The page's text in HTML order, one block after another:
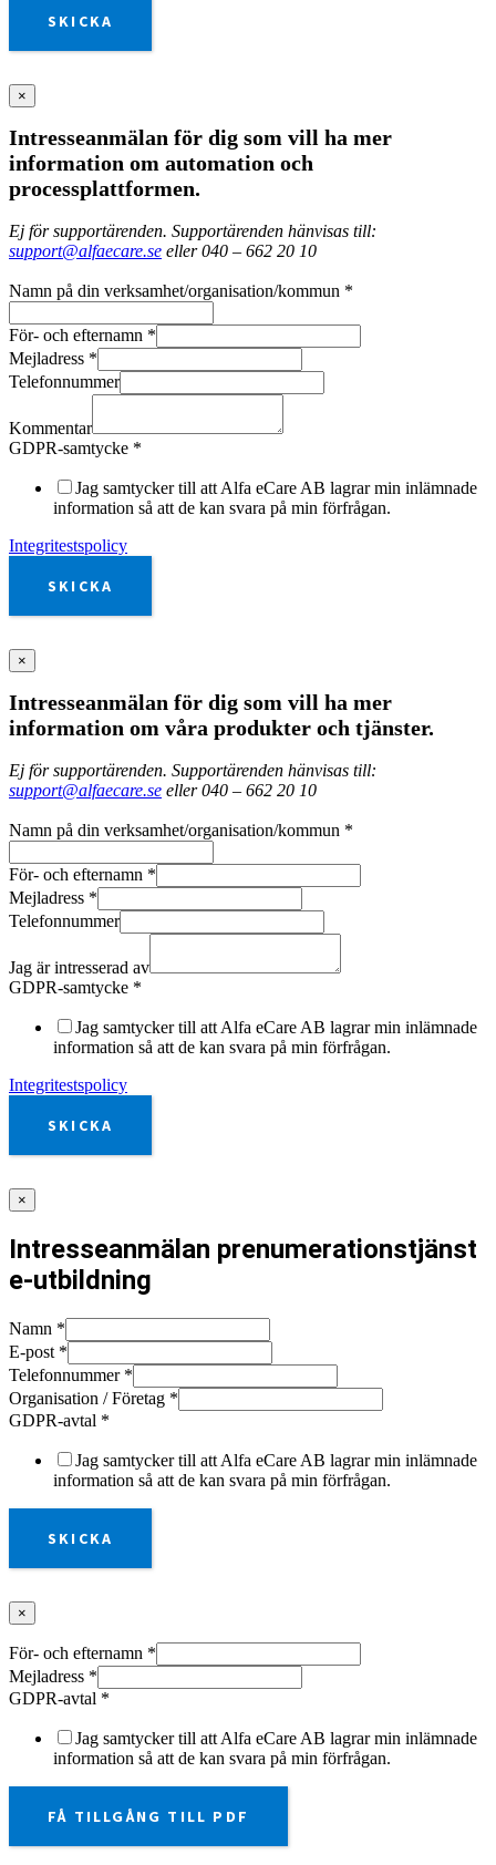
SKICKA
×
Intresseanmälan för dig som vill ha mer
information om automation och
processplattformen.
Ej för supportärenden. Supportärenden hänvisas till:
support@alfaecare.se eller 040 – 662 20 10
Namn på din verksamhet/organisation/kommun *
För- och efternamn *
Mejladress *
Telefonnummer
Kommentar
GDPR-samtycke *
Jag samtycker till att Alfa eCare AB lagrar min inlämnade
information så att de kan svara på min förfrågan.
Integritestspolicy
SKICKA
×
Intresseanmälan för dig som vill ha mer
information om våra produkter och tjänster.
Ej för supportärenden. Supportärenden hänvisas till:
support@alfaecare.se eller 040 – 662 20 10
Namn på din verksamhet/organisation/kommun *
För- och efternamn *
Mejladress *
Telefonnummer
Jag är intresserad av
GDPR-samtycke *
Jag samtycker till att Alfa eCare AB lagrar min inlämnade
information så att de kan svara på min förfrågan.
Integritestspolicy
SKICKA
×
Intresseanmälan prenumerationstjänst
e-utbildning
Namn *
E-post *
Telefonnummer *
Organisation / Företag *
GDPR-avtal *
Jag samtycker till att Alfa eCare AB lagrar min inlämnade
information så att de kan svara på min förfrågan.
SKICKA
×
För- och efternamn *
Mejladress *
GDPR-avtal *
Jag samtycker till att Alfa eCare AB lagrar min inlämnade
information så att de kan svara på min förfrågan.
FÅ TILLGÅNG TILL PDF